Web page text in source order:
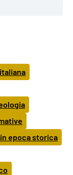
epoca storica